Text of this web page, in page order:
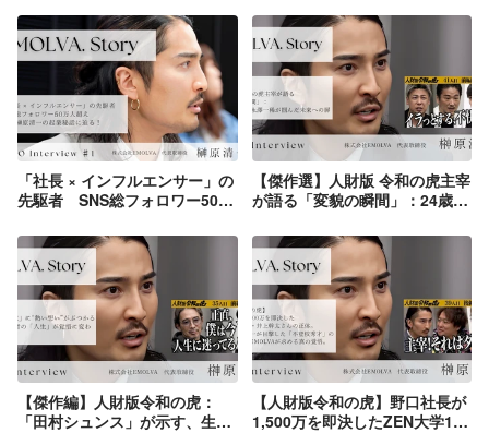
「社長 × インフルエンサー」の
先駆者 SNS総フォロワー50万
秘話に迫る！【EMOLVA
Story(1)】
【傑作選】人財版 令和の虎主宰
が語る「変貌の瞬間」：24歳無
扉
【傑作編】人財版令和の虎：
「田村シュンス」が示す、生き
【人財版令和の虎】野口社長が
1,500万を即決したZEN大学18